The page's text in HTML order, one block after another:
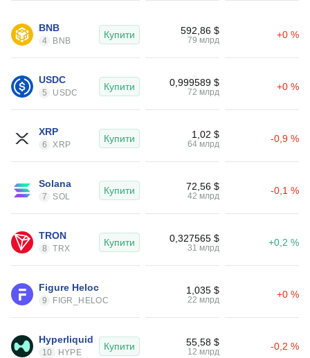
BNB
4 BNB
Купити 592,86 $
79 млрд +0 %
USDC
5 USDC
Купити 0,999589 $
72 млрд +0 %
XRP
6 XRP
Купити 1,02 $
64 млрд -0,9 %
Solana
7 SOL
Купити 72,56 $
42 млрд -0,1 %
TRON
8 TRX
Купити 0,327565 $
31 млрд +0,2 %
Figure Heloc
9 FIGR_HELOC
1,035 $
22 млрд +0 %
Hyperliquid
10 HYPE
Купити 55,58 $
12 млрд -0,2 %